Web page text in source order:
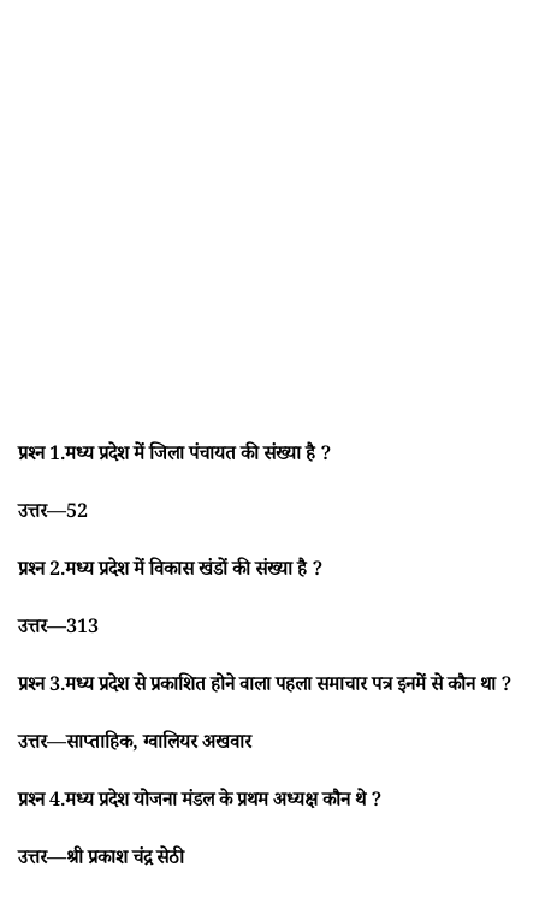
प्रश्न 1.मध्य प्रदेश में जिला पंचायत की संख्या है ?
उत्तर—52
प्रश्न 2.मध्य प्रदेश में विकास खंडों की संख्या है ?
उत्तर—313
प्रश्न 3.मध्य प्रदेश से प्रकाशित होने वाला पहला समाचार पत्र इनमें से कौन था ?
उत्तर—साप्ताहिक, ग्वालियर अखवार
प्रश्न 4.मध्य प्रदेश योजना मंडल के प्रथम अध्यक्ष कौन थे ?
उत्तर—श्री प्रकाश चंद्र सेठी